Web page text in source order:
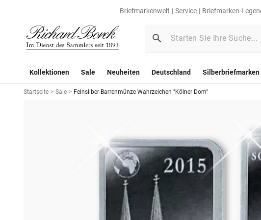
Briefmarkenwelt Service Briefmarken-
Kollektionen Sale Neuheiten Deutschland Silberbriefmarken
Startseite > Sale > Feinsilber-Barrenmünze Wahrzeichen "Kölner Dom"